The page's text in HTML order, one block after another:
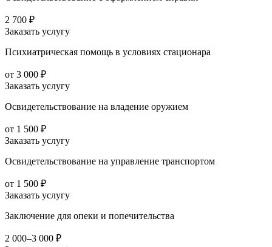
2 700 ₽
Заказать услугу
Психиатрическая помощь в условиях стационара
от 3 000 ₽
Заказать услугу
Освидетельствование на владение оружием
от 1 500 ₽
Заказать услугу
Освидетельствование на управление транспортом
от 1 500 ₽
Заказать услугу
Заключение для опеки и попечительства
2 000–3 000 ₽